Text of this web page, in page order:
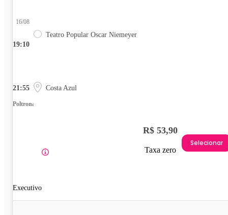
19:10
16/08
Teatro Popular Oscar Niemeyer
21:55 Costa Azul
Poltrona
Executivo
R$ 53,90
Taxa zero
Selecionar